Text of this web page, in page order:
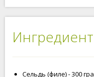
Сельдь (филе) - 300